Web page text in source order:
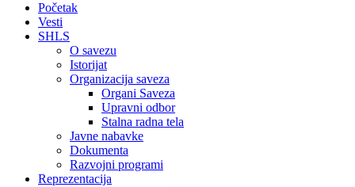
Početak
Vesti
SHLS
O savezu
Istorijat
Organizacija saveza
Organi Saveza
Upravni odbor
Stalna radna tela
Javne nabavke
Dokumenta
Razvojni programi
Reprezentacija